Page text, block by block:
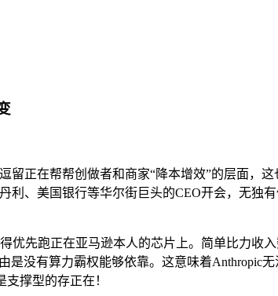
正在帮帮创做者和商家“降本增效”的层面，
利、美国银行等华尔街巨头的CEO开会，无
先跑正在亚马逊本人的芯片上。简单比力收入
是没有算力霸权能够依靠。这意味着
撑型的存正在！